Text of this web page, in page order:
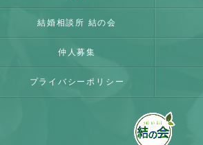
結婚相談所 結の会
仲人募集
プライバシーポリシー